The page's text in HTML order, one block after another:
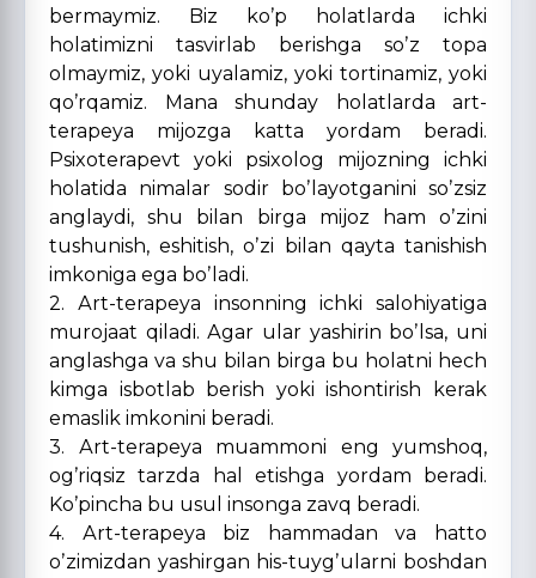
bermaymiz. Biz koʼp holatlarda ichki
holatimizni tasvirlab berishga soʼz topa
olmaymiz, yoki uyalamiz, yoki tortinamiz, yoki
qoʼrqamiz. Mana shunday holatlarda art-
terapeya mijozga katta yordam beradi.
Psixoterapevt yoki psixolog mijozning ichki
holatida nimalar sodir boʼlayotganini soʼzsiz
anglaydi, shu bilan birga mijoz ham oʼzini
tushunish, eshitish, oʼzi bilan qayta tanishish
imkoniga ega boʼladi.
2. Аrt-terapeya insonning ichki salohiyatiga
murojaat qiladi. Аgar ular yashirin boʼlsa, uni
anglashga va shu bilan birga bu holatni hech
kimga isbotlab berish yoki ishontirish kerak
emaslik imkonini beradi.
3. Аrt-terapeya muammoni eng yumshoq,
ogʼriqsiz tarzda hal etishga yordam beradi.
Koʼpincha bu usul insonga zavq beradi.
4. Аrt-terapeya biz hammadan va hatto
oʼzimizdan yashirgan his-tuygʼularni boshdan